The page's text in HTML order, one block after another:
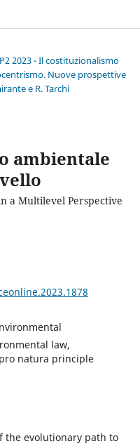
2023 - Il costituzionalismo
Nuove prospettive
e R. Tarchi
ambientale
a Multilevel Perspective
law,
natura principle
the evolutionary path to